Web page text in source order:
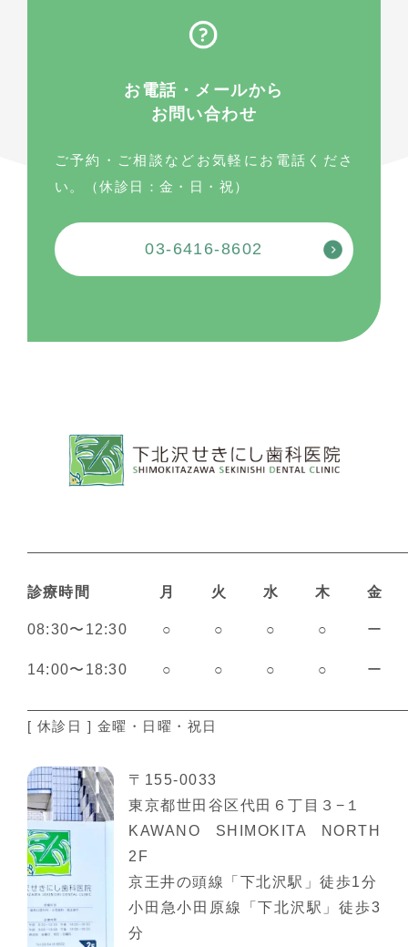
お電話・メールから
お問い合わせ
ご予約・ご相談などお気軽にお電話くださ
い。（休診日：金・日・祝）
03-6416-8602
診療時間 月 火 水 木 金
08:30〜12:30 ○ ○ ○ ○ ー
14:00〜18:30 ○ ○ ○ ○ ー
[ 休診日 ] 金曜・日曜・祝日
〒155-0033
東京都世田谷区代田６丁目３−１
KAWANO SHIMOKITA NORTH
2F
京王井の頭線「下北沢駅」徒歩1分
小田急小田原線「下北沢駅」徒歩3
分